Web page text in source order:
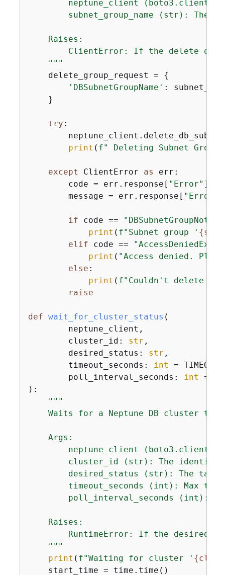
neptune_client (boto3.client):
subnet_group_name (str): The
    Raises:
ClientError: If the delete
    """
    delete_group_request =
{
'DBSubnetGroupName' :
    }
try :
print ( f"️ Deleting Subnet
except ClientError as err:
        code = err.response[
"Error" ][
        message = err.response[
"Error"
if code ==
print ( f"Subnet group ' {
elif code ==
print ( "Access denied.
else :
print ( f"Couldn't delete
raise
def wait_for_cluster_status (
        neptune_client,
        cluster_id:
str ,
        desired_status:
str ,
        timeout_seconds:
int =
        poll_interval_seconds:
int
):
"""
Waits for a Neptune DB cluster to
    Args:
neptune_client (boto3.client):
cluster_id (str): The
desired_status (str): The
timeout_seconds (int): Max
poll_interval_seconds (int):
    Raises:
RuntimeError: If the desired
    """
print ( f"Waiting for cluster ' {
    start_time = time.time()